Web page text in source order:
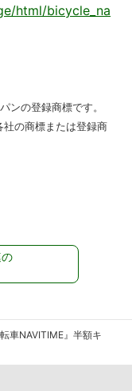
html/bicycle_na
ンの登録商標です。
の商標または登録商
車NAVITIME』半額キ